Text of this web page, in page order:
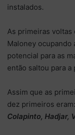
instalados.
As primeiras voltas
Maloney ocupando
potencial para as
então saltou para
Assim que as
dez primeiros eram:
Colapinto, Hadjar,